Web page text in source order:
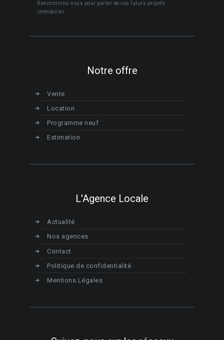
Rencontrons-nous pour parler de vos futurs projets
immobilier
Notre offre
Vente
Location
Programme neuf
Estimation
L'Agence Locale
Actualité
Nos agences
Contact
Politique de confidentialité
Mentions Légales